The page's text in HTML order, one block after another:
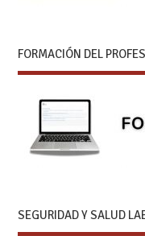
FORMACIÓN DEL
SEGURIDAD Y SALUD